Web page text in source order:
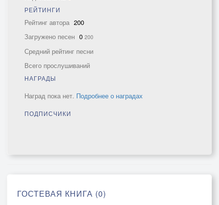
РЕЙТИНГИ
Рейтинг автора 200
Загружено песен 0 200
Средний рейтинг песни
Всего прослушиваний
НАГРАДЫ
Наград пока нет. Подробнее о наградах
ПОДПИСЧИКИ
ГОСТЕВАЯ КНИГА (0)